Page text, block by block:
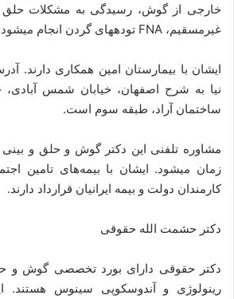
خارجی از گوش، رسیدگی به مشکلات حلق
غیرمسقیم، FNA توده­های گردن انجام می­شود.
ایشان با بیمارستان امین همکاری
نیا به شرح اصفهان، خیابان شمس آبادی،
ساختمان آراد، طبقه سوم است.
زمان می­شود. ایشان با بیمه‌های تامین
کارمندان دولت و بیمه ایرانیان قرارداد دارند.
دکتر حشمت الله حقوقی
دکتر حقوقی دارای بورد تخصصی گوش و
رینولوژی و آندوسکوپی سینوس هستند.